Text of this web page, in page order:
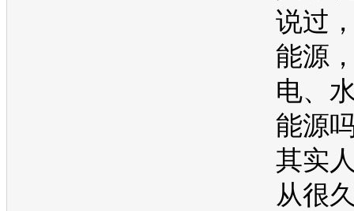
说过
能源
电、
能源
其实
从很